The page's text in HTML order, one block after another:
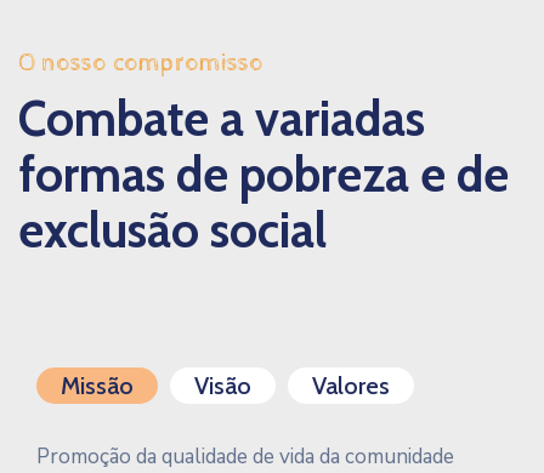
O nosso compromisso
Combate a variadas
formas de pobreza e de
exclusão social
Missão Visão Valores
Promoção da qualidade de vida da comunidade